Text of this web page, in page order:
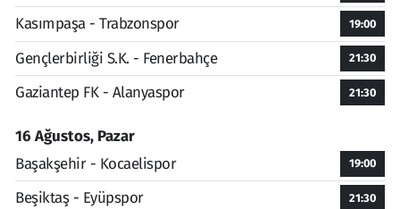
Kasımpaşa - Trabzonspor 19:00
Gençlerbirliği S.K. - Fenerbahçe 21:30
Gaziantep FK - Alanyaspor 21:30
16 Ağustos, Pazar
Başakşehir - Kocaelispor
19:00
Beşiktaş - Eyüpspor 21:30